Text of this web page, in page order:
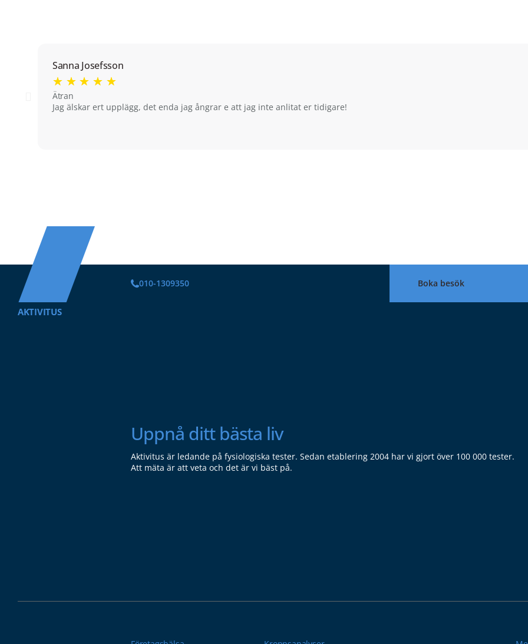
Sanna Josefsson
★ ★ ★ ★ ★
Ätran
Jag älskar ert upplägg, det enda jag ångrar e att jag inte anlitat er tidigare!
010-1309350 Boka besök
AKTIVITUS
Uppnå ditt bästa liv
Aktivitus är ledande på fysiologiska tester. Sedan etablering 2004 har vi gjort över 100 000 tester.
Att mäta är att veta och det är vi bäst på.